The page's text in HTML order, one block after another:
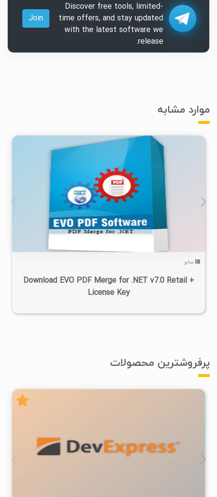
Discover free tools, limited-
time offers, and stay updated
with the latest software we
release.
Join
موارد مشابه
۳
سایر
Download EVO PDF Merge for .NET v7.0 Retail +
License Key
پرفروشترین محصولات
۴۷۰K ۷۳۴K ۲